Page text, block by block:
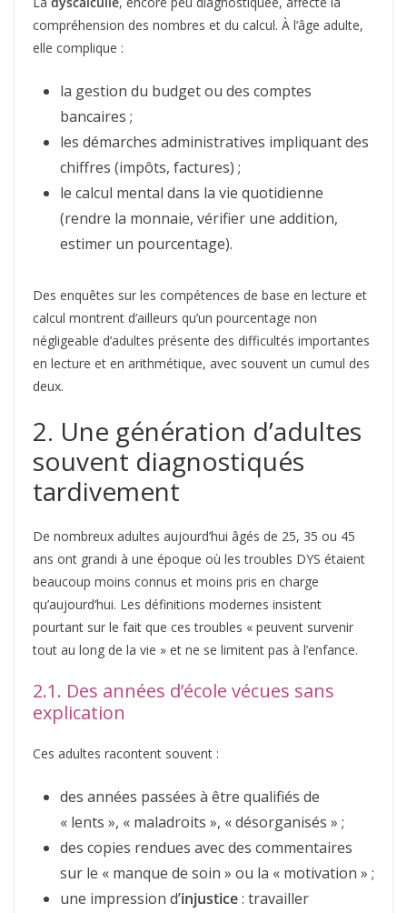
compréhension des nombres et du calcul. À l’âge adulte,
elle complique :
la gestion du budget ou des comptes
bancaires ;
les démarches administratives impliquant des
chiffres (impôts, factures) ;
le calcul mental dans la vie quotidienne
(rendre la monnaie, vérifier une addition,
estimer un pourcentage).
Des enquêtes sur les compétences de base en lecture et
calcul montrent d’ailleurs qu’un pourcentage non
négligeable d’adultes présente des difficultés importantes
en lecture et en arithmétique, avec souvent un cumul des
deux.
2. Une génération d’adultes
souvent diagnostiqués
tardivement
De nombreux adultes aujourd’hui âgés de 25, 35 ou 45
ans ont grandi à une époque où les troubles DYS étaient
beaucoup moins connus et moins pris en charge
qu’aujourd’hui. Les définitions modernes insistent
pourtant sur le fait que ces troubles « peuvent survenir
tout au long de la vie » et ne se limitent pas à l’enfance.
2.1. Des années d’école vécues sans
explication
Ces adultes racontent souvent :
des années passées à être qualifiés de
« lents », « maladroits », « désorganisés » ;
des copies rendues avec des commentaires
sur le « manque de soin » ou la « motivation » ;
une impression d’injustice: travailler